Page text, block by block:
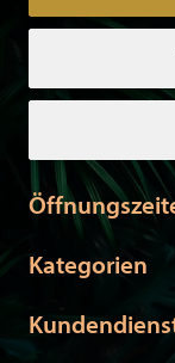
Kategorien